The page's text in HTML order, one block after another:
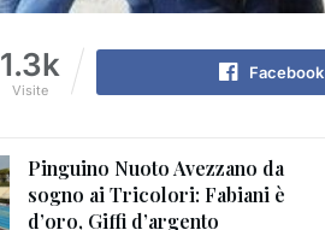
1.3k
Visite
Facebook
Pinguino Nuoto Avezzano da
sogno ai Tricolori: Fabiani è
d’oro, Giffi d’argento